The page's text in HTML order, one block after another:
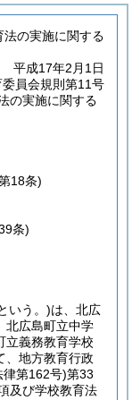
の実施に関する
平成17年2月1日
委員会規則第11号
の実施に関する
18条)
条)
いう。)は、北広
、北広島町立中学
立義務教育学校
、地方教育行政
第162号)第33
及び学校教育法